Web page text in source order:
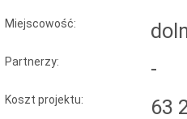
Miejscowość:
Partnerzy: -
Koszt projektu: 63